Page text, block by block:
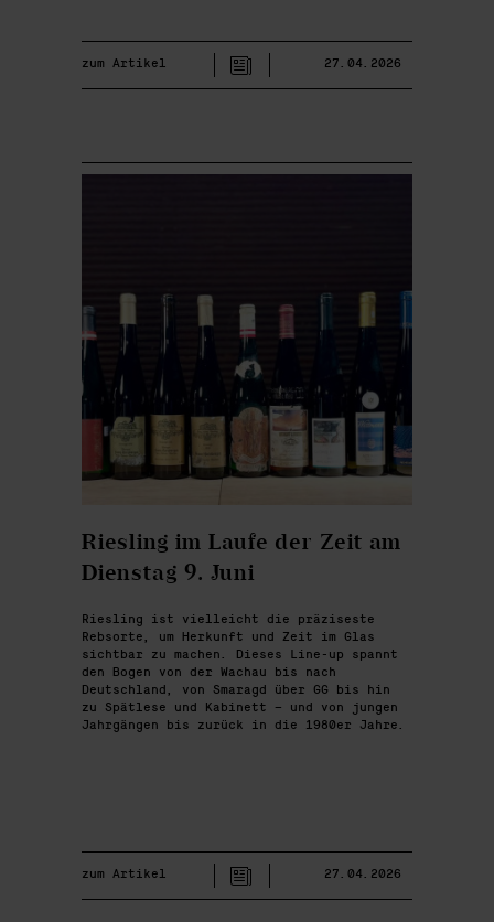
zum Artikel 27.04.2026
Riesling im Laufe der Zeit am
Dienstag 9. Juni
Riesling ist vielleicht die präziseste
Rebsorte, um Herkunft und Zeit im Glas
sichtbar zu machen. Dieses Line-up spannt
den Bogen von der Wachau bis nach
Deutschland, von Smaragd über GG bis hin
zu Spätlese und Kabinett – und von jungen
Jahrgängen bis zurück in die 1980er Jahre.
zum Artikel 27.04.2026